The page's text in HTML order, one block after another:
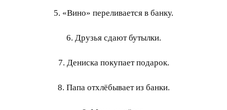
5. «Вино» переливается в банку.
6. Друзья сдают бутылки.
7. Дениска покупает подарок.
8. Папа отхлёбывает из банки.